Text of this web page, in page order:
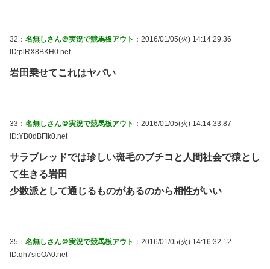
32： 名無しさん＠実況で競馬板アウト ：2016/01/05(火) 14:14:29.36
ID:plRX8BKH0.net
岩田乗せてこれはヤバい
33： 名無しさん＠実況で競馬板アウト ：2016/01/05(火) 14:14:33.87
ID:YB0dBFIk0.net
サラブレッドでは珍しい斑毛のブチコと人間社会で猿とし
て生きる岩田
少数派として通じるものがあるのから相性がいい
35： 名無しさん＠実況で競馬板アウト ：2016/01/05(火) 14:16:32.12
ID:qh7sioOA0.net